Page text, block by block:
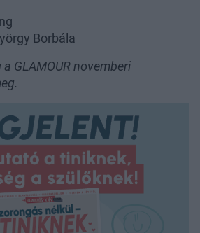
Borbála
GLAMOUR novemberi